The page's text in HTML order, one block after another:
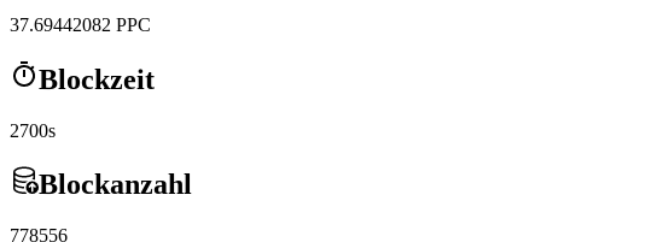
37.69442082 PPC
Blockzeit
2700s
Blockanzahl
778556